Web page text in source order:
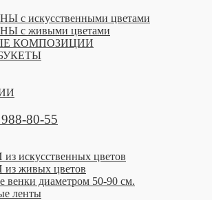
с искусственными цветами
с живыми цветами
КОМПОЗИЦИИ
80-55
искусственных цветов
живых цветов
венки диаметром 50-90 см.
ленты